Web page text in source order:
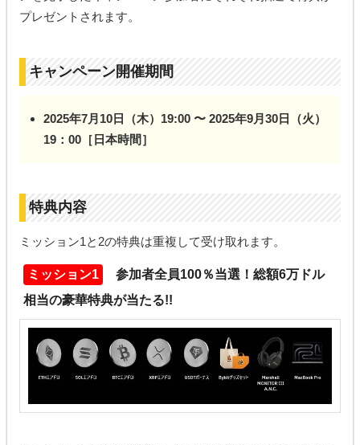
プレゼントされます。
キャンペーン開催期間
2025年7月10日（木）19:00 〜 2025年9月30日（火）
19：00［日本時間］
特典内容
ミッション1と2の特典は重複して受け取れます。
ミッション1
参加者全員100％当選！総額6万ドル
相当の豪華特典が当たる!!